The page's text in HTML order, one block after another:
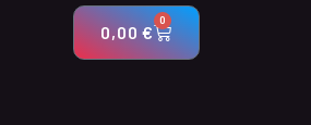
0,00€
0